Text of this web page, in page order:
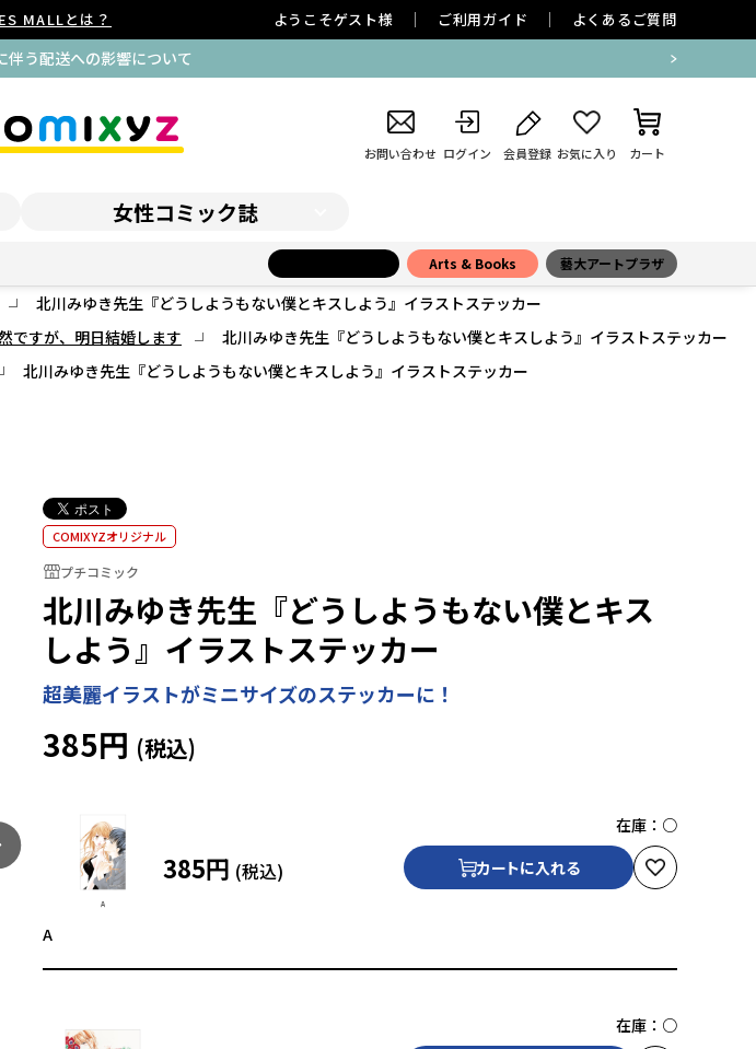
MALLとは？ ようこそゲスト様 ご利用ガイド よくあるご質問
伴う配送への影響について
お問い合わせ ログイン 会員登録 お気に入り カート
女性コミック誌
Arts & Books 藝大アートプラザ
北川みゆき先生『どうしようもない僕とキスしよう』イラストステッカー
ですが、明日結婚します
北川みゆき先生『どうしようもない僕とキスしよう』イラストステッカー
北川みゆき先生『どうしようもない僕とキスしよう』イラストステッカー
COMIXYZオリジナル
プチコミック
北川みゆき先生『どうしようもない僕とキス
しよう』イラストステッカー
超美麗イラストがミニサイズのステッカーに！
385円
A
在庫： ○
385円 カートに入れる
在庫： ○